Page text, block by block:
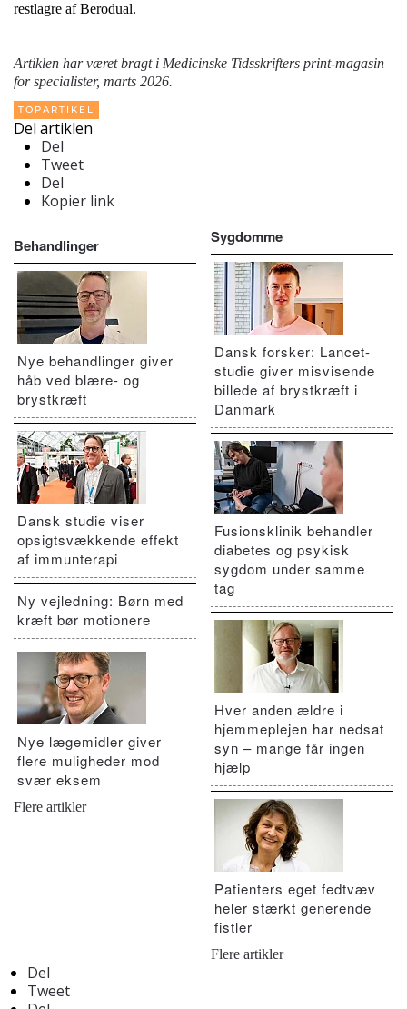
restlagre af Berodual.
Artiklen har været bragt i Medicinske Tidsskrifters print-magasin
for specialister, marts 2026.
TOPARTIKEL
Del artiklen
Del
Tweet
Del
Kopier link
Behandlinger
Nye behandlinger giver
håb ved blære- og
brystkræft
Dansk studie viser
opsigtsvækkende effekt
af immunterapi
Ny vejledning: Børn med
kræft bør motionere
Nye lægemidler giver
flere muligheder mod
svær eksem
Flere artikler
Sygdomme
Dansk forsker: Lancet-
studie giver misvisende
billede af brystkræft i
Danmark
Fusionsklinik behandler
diabetes og psykisk
sygdom under samme
tag
Hver anden ældre i
hjemmeplejen har nedsat
syn – mange får ingen
hjælp
Patienters eget fedtvæv
heler stærkt generende
fistler
Flere artikler
Del
Tweet